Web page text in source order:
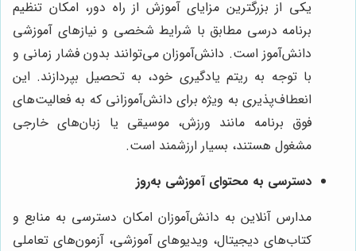
یکی از بزرگترین مزایای آموزش از راه دور، امکان تنظیم
برنامه درسی مطابق با شرایط شخصی و نیازهای آموزشی
دانش‌آموز است. دانش‌آموزان می‌توانند بدون فشار زمانی و
با توجه به ریتم یادگیری خود، به تحصیل بپردازند. این
انعطاف‌پذیری به ویژه برای دانش‌آموزانی که به فعالیت‌های
فوق برنامه مانند ورزش، موسیقی یا زبان‌های خارجی
مشغول هستند، بسیار ارزشمند است.
دسترسی به محتوای آموزشی به‌روز
مدارس آنلاین به دانش‌آموزان امکان دسترسی به منابع و
کتاب‌های دیجیتال، ویدیوهای آموزشی، آزمون‌های تعاملی